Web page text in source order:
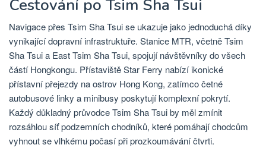
Cestování po Tsim Sha Tsui
Navigace přes Tsim Sha Tsui se ukazuje jako jednoduchá díky
vynikající dopravní infrastruktuře. Stanice MTR, včetně Tsim
Sha Tsui a East Tsim Sha Tsui, spojují návštěvníky do všech
částí Hongkongu. Přístaviště Star Ferry nabízí ikonické
přístavní přejezdy na ostrov Hong Kong, zatímco četné
autobusové linky a minibusy poskytují komplexní pokrytí.
Každý důkladný průvodce Tsim Sha Tsui by měl zmínit
rozsáhlou síť podzemních chodníků, které pomáhají chodcům
vyhnout se vlhkému počasí při prozkoumávání čtvrti.